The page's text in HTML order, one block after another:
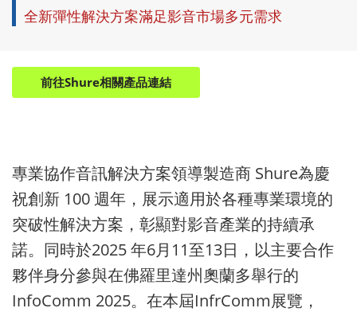
全新彈性解決方案滿足影音市場多元需求
前往Shure相關產品連結
專業協作音訊解決方案領導製造商 Shure為慶
祝創新 100 週年，展示適用於各種專業環境的
突破性解決方案，彰顯對影音產業的持續承
諾。同時於2025 年6月11至13日，以主要合作
夥伴身分參與在佛羅里達州奧蘭多舉行的
InfoComm 2025。在本屆InfrComm展覽，